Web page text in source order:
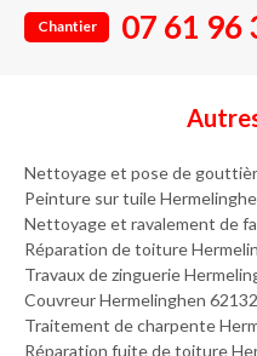
Chantier 07 61 96
Nettoyage et pose de
Peinture sur tuile
Nettoyage et ravalement de
Réparation de toiture
Travaux de zinguerie
Couvreur Hermelinghen 62132
Traitement de charpente
Réparation fuite de toiture